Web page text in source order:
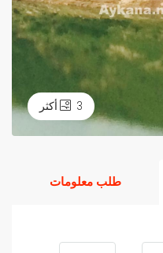
3 أكثر
طلب معلومات